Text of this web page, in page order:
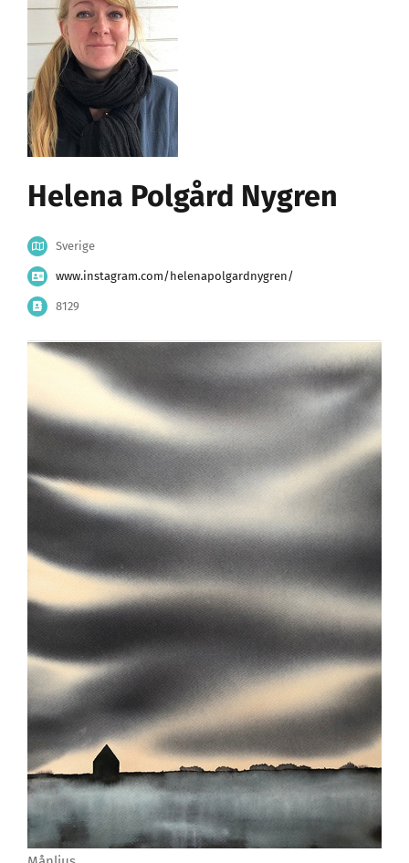
Helena Polgård Nygren
Sverige
www.instagram.com/helenapolgardnygren/
8129